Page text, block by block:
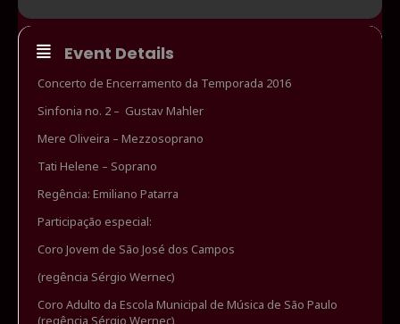
Event Details
Concerto de Encerramento da Temporada 2016
Sinfonia no. 2 – Gustav Mahler
Mere Oliveira – Mezzosoprano
Tati Helene – Soprano
Regência: Emiliano Patarra
Participação especial:
Coro Jovem de São José dos Campos
(regência Sérgio Wernec)
Coro Adulto da Escola Municipal de Música de São Paulo
(regência Sérgio Wernec)